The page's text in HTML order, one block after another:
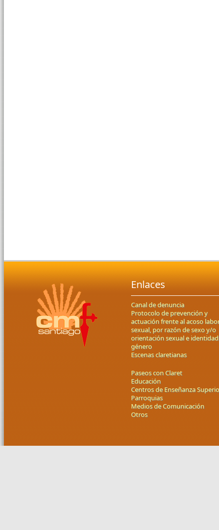
Enlaces
Canal de denuncia
Protocolo de prevención y
actuación frente al acoso
sexual, por razón de sexo y/o
orientación sexual e
género
Escenas claretianas
Paseos con Claret
Educación
Centros de Enseñanza
Parroquias
Medios de Comunicación
Otros